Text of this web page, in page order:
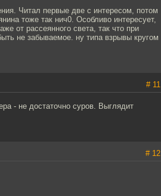
Читал первые две с интересом, потом
тоже так нич0. Особливо интересует,
от рассеянного света, так что при
не забываемое. ну типа взрывы кругом
# 11
- не достаточно суров. Выглядит
# 12